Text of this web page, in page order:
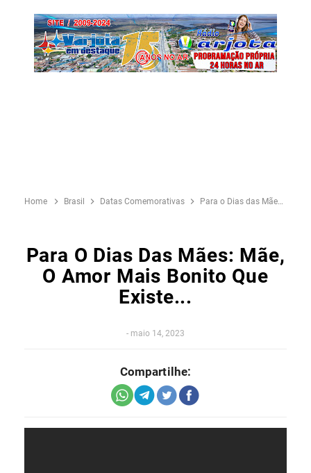
Home Brasil Datas Comemorativas Para o Dias das Mães: Mãe, O Amor Mais Bonito Que Existe...
Para O Dias Das Mães: Mãe,
O Amor Mais Bonito Que
Existe...
- maio 14, 2023
Compartilhe: